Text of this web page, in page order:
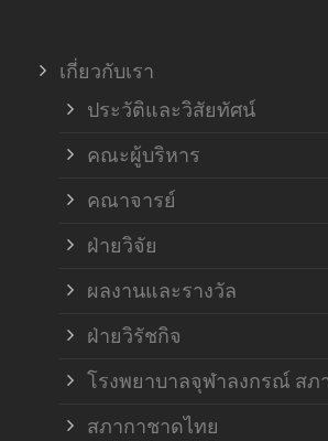
เกี่ยวกับเรา
ประวัติและวิสัยทัศน์
คณะผู้บริหาร
คณาจารย์
ฝ่ายวิจัย
ผลงานและรางวัล
ฝ่ายวิรัชกิจ
โรงพยาบาลจุฬาลงกรณ์ สภ
สภากาชาดไทย